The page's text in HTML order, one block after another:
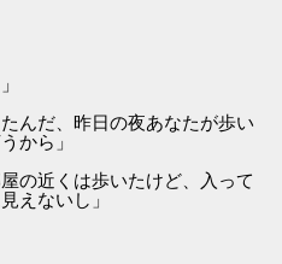
んだ、昨日の夜あなたが歩い
から」
の近くは歩いたけど、入って
えないし」